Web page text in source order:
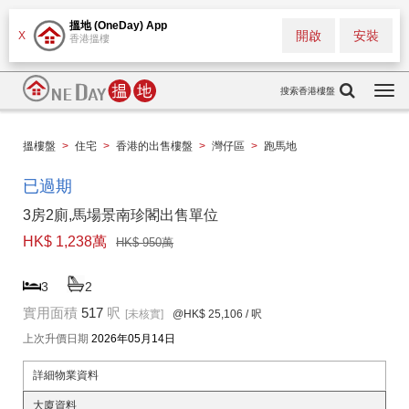
X
搵地 (OneDay) App
香港搵樓 安裝
開啟
搜索香港樓盤
搵樓盤 > 住宅 > 香港的出售樓盤 > 灣仔區 > 跑馬地
已過期
3房2廁,馬場景南珍閣出售單位
HK$ 1,238萬
HK$ 950萬
3 2
實用面積 517 呎 [未核實] @HK$ 25,106 / 呎
上次升價日期 2026年05月14日
詳細物業資料
大廈資料